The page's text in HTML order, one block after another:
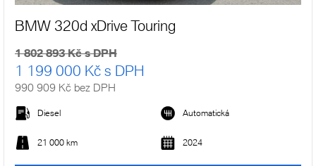
BMW 320d xDrive Touring
1 802 893 Kč s DPH
1 199 000 Kč s DPH
990 909 Kč bez DPH
Diesel Automatická
21 000 km 2024